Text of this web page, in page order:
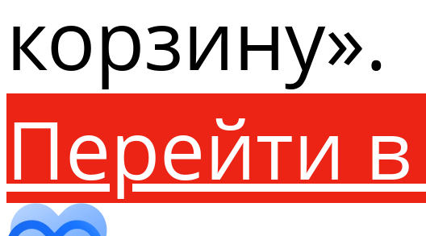
корзину».
Перейти в